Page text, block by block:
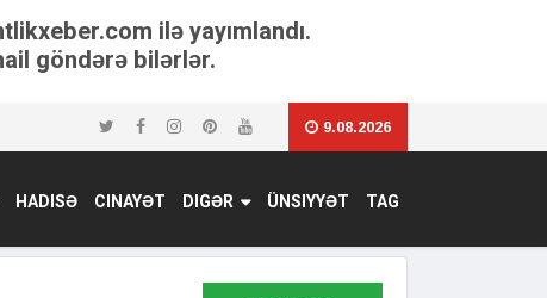
ilə yayımlandı.
göndərə bilərlər.
9.08.2026
HADISƏ CINAYƏT DIGƏR ÜNSIYYƏT TAG